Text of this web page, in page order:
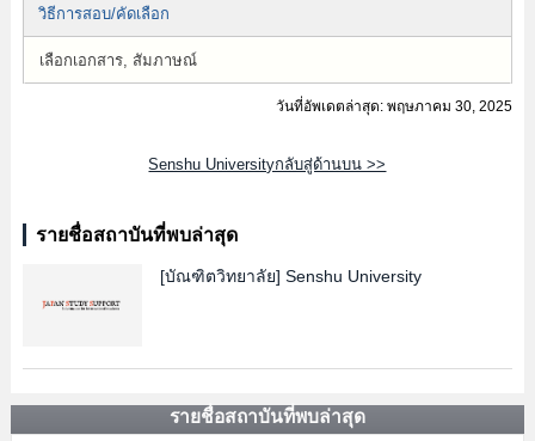
วิธีการสอบ/คัดเลือก
เลือกเอกสาร, สัมภาษณ์
วันที่อัพเดตล่าสุด: พฤษภาคม 30, 2025
Senshu Universityกลับสู่ด้านบน >>
รายชื่อสถาบันที่พบล่าสุด
[บัณฑิตวิทยาลัย] Senshu University
รายชื่อสถาบันที่พบล่าสุด